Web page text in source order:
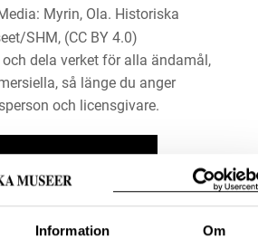
Information Om
Myrin, Ola. Historiska
SHM, (CC BY 4.0)
dela verket för alla ändamål,
så länge du anger
och licensgivare.